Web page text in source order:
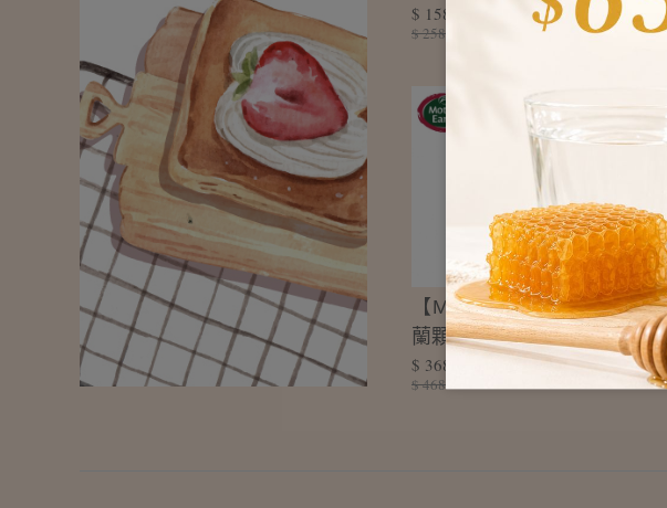
力棒-200g
$ 158
$ 258
【Mother Earth】紐西
蘭顆粒花生醬-380g
$ 368
$ 468